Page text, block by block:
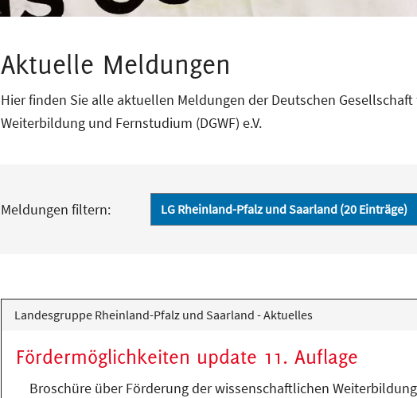
Aktuelle Meldungen
Hier finden Sie alle aktuellen Meldungen der Deutschen
Weiterbildung und Fernstudium (DGWF) e.V.
Meldungen filtern:
Landesgruppe Rheinland-Pfalz und Saarland - Aktuelles
Fördermöglichkeiten update 11. Auflage
Broschüre über Förderung der wissenschaftlichen